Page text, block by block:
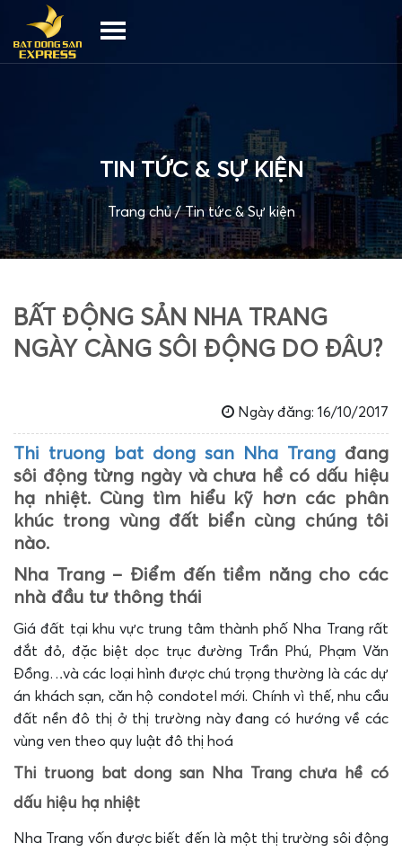
TIN TỨC & SỰ KIỆN
Trang chủ/Tin tức & Sự kiện
BẤT ĐỘNG SẢN NHA TRANG
NGÀY CÀNG SÔI ĐỘNG DO ĐÂU?
Ngày đăng: 16/10/2017
Thi truong bat dong san Nha Trang đang
sôi động từng ngày và chưa hề có dấu hiệu
hạ nhiệt. Cùng tìm hiểu kỹ hơn các phân
khúc trong vùng đất biển cùng chúng tôi
nào.
Nha Trang – Điểm đến tiềm năng cho các
nhà đầu tư thông thái
Giá đất tại khu vực trung tâm thành phố Nha Trang rất
đắt đỏ, đặc biệt dọc trục đường Trần Phú, Phạm Văn
Đồng…và các loại hình được chú trọng thường là các dự
án khách sạn, căn hộ condotel mới. Chính vì thế, nhu cầu
đất nền đô thị ở thị trường này đang có hướng về các
vùng ven theo quy luật đô thị hoá
Thi truong bat dong san Nha Trang chưa hề có
dấu hiệu hạ nhiệt
Nha Trang vốn được biết đến là một thị trường sôi động